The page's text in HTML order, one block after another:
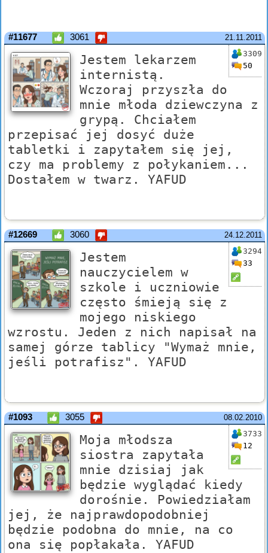
21.11.2011
#11677 3061
3309
50
Jestem lekarzem
internistą.
Wczoraj przyszła do
mnie młoda dziewczyna z
grypą. Chciałem
przepisać jej dosyć duże
tabletki i zapytałem się jej,
czy ma problemy z połykaniem...
Dostałem w twarz. YAFUD
24.12.2011
#12669 3060
3294
33
Jestem
nauczycielem w
szkole i uczniowie
często śmieją się z
mojego niskiego
wzrostu. Jeden z nich napisał na
samej górze tablicy "Wymaż mnie,
jeśli potrafisz". YAFUD
08.02.2010
#1093 3055
3733
12
Moja młodsza
siostra zapytała
mnie dzisiaj jak
będzie wyglądać kiedy
dorośnie. Powiedziałam
jej, że najprawdopodobniej
będzie podobna do mnie, na co
ona się popłakała. YAFUD